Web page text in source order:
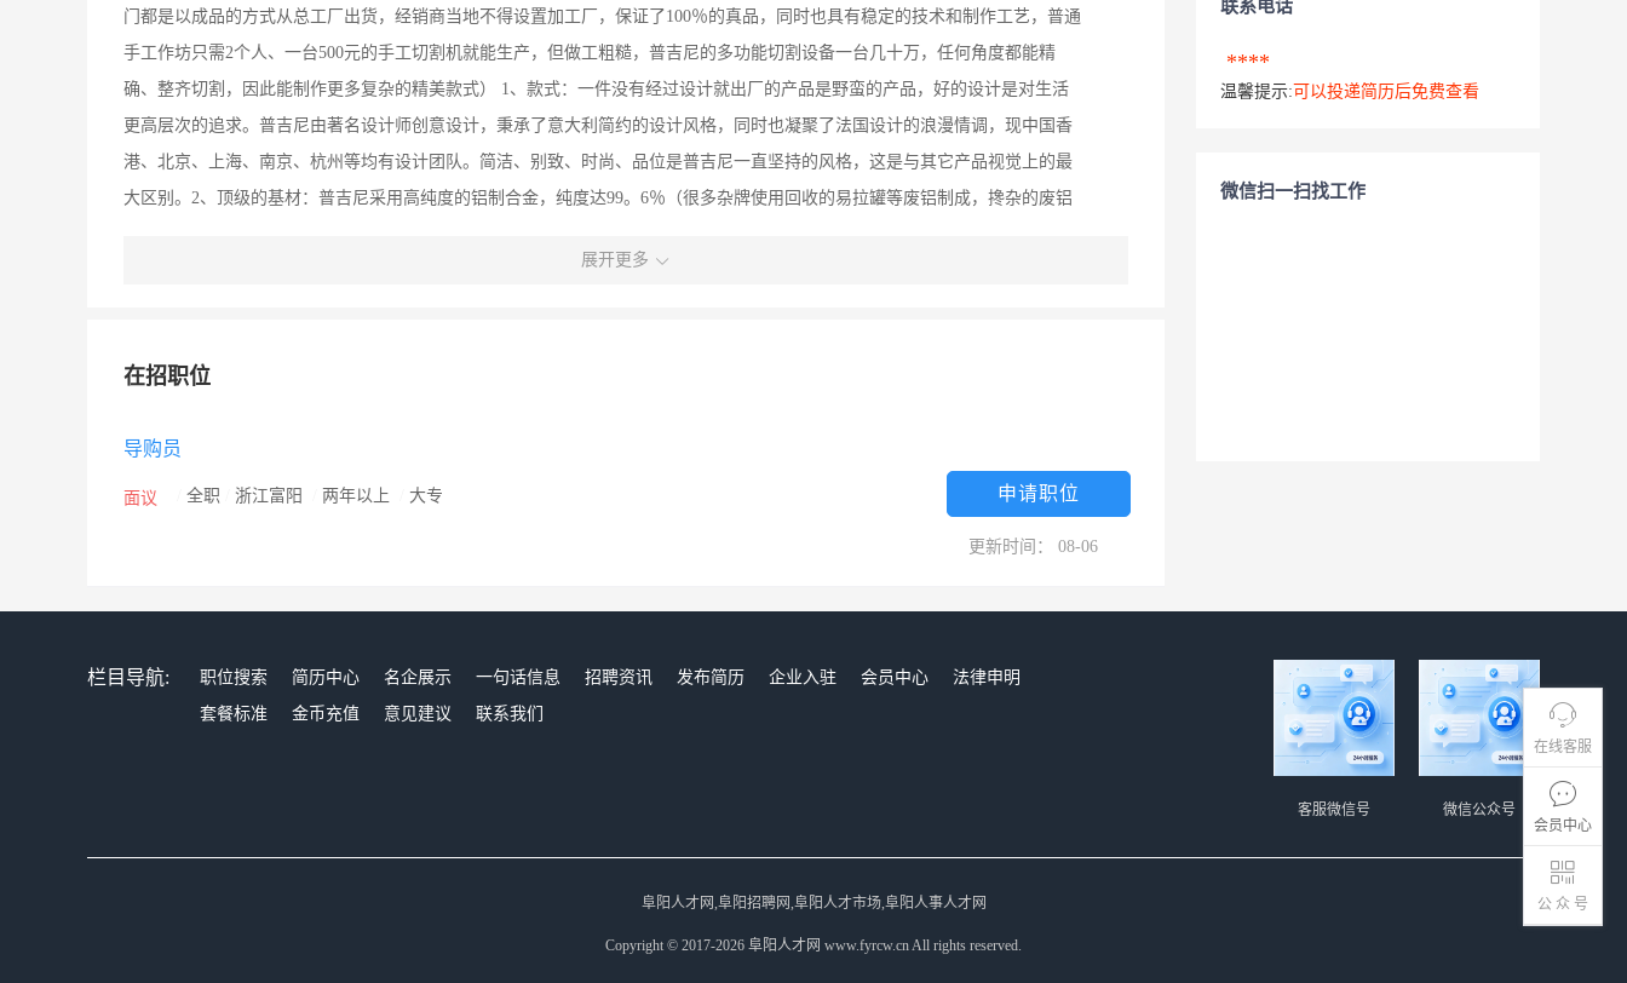
在线客服
会员中心
公 众 号
门都是以成品的方式从总工厂出货，经销商当地不得设置加工厂，保证了100％的真品，同时也具有稳定的技术和制作工艺，普通
手工作坊只需2个人、一台500元的手工切割机就能生产，但做工粗糙，普吉尼的多功能切割设备一台几十万，任何角度都能精
确、整齐切割，因此能制作更多复杂的精美款式） 1、款式：一件没有经过设计就出厂的产品是野蛮的产品，好的设计是对生活
更高层次的追求。普吉尼由著名设计师创意设计，秉承了意大利简约的设计风格，同时也凝聚了法国设计的浪漫情调，现中国香
港、北京、上海、南京、杭州等均有设计团队。简洁、别致、时尚、品位是普吉尼一直坚持的风格，这是与其它产品视觉上的最
大区别。2、顶级的基材：普吉尼采用高纯度的铝制合金，纯度达99。6％（很多杂牌使用回收的易拉罐等废铝制成，搀杂的废铝
年不变形的优质框体。普吉尼每根铝材都经过十五道严格试验出厂，比如耐酸碱试验、抗老化试验、光泽度色差试验、硬度、弯
度：普吉尼边框、轨道等表面经过高温氧化氟碳处理，表面形成的坚硬的高分子保护层，抗氧化膜厚度达20微米（国家标准为8微
的斑点，特别是厨房移门的容易粘油烟，经常又要擦洗，下轨道经常被鞋子踩踏，表面是最容易划伤变色）4、顺畅的滑动效果：
带有防伪钢印的普吉尼滑轮采用定制的高强度不锈钢材料，轮子轴承密封不会漏油（普通的轮子是铁的，会生锈。会漏油的轮子
展开更多
在招职位
导购员
面议 全职 浙江富阳 两年以上 大专 申请职位
更新时间： 08-06
联系电话
****
温馨提示: 可以投递简历后免费查看
微信扫一扫找工作
栏目导航: 职位搜索 简历中心 名企展示 一句话信息 招聘资讯 发布简历 企业入驻 会员中心
法律申明
套餐标准
金币充值 意见建议 联系我们
微信公众号
客服微信号
阜阳人才网,阜阳招聘网,阜阳人才市场,阜阳人事人才网
Copyright © 2017-2026 阜阳人才网 www.fyrcw.cn All rights reserved.